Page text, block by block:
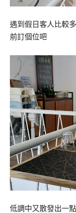
遇到假日客人比較
前訂個位吧
低調中又散發出一